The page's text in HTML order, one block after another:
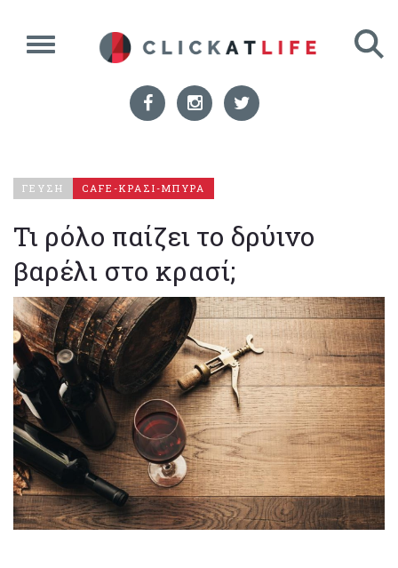
ΓΕΥΣΗ CAFE-ΚΡΑΣΙ-ΜΠΥΡΑ
Τι ρόλο παίζει το δρύινο
βαρέλι στο κρασί;